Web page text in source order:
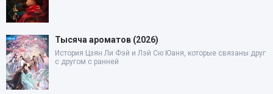
Тысяча ароматов (2026)
История Цзян Ли Фэй и Лэй Сю Юаня, которые связаны друг
с другом с ранней